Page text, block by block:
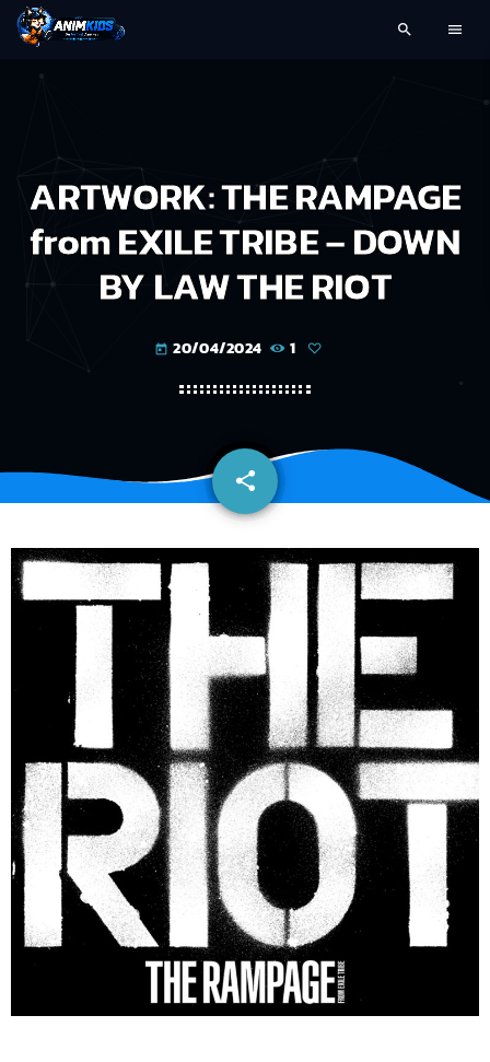
search menu
ARTWORK: THE RAMPAGE
from EXILE TRIBE – DOWN
BY LAW THE RIOT
today 20/04/2024 1
share
email